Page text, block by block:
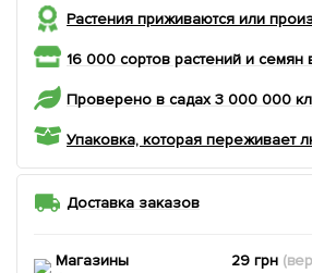
Растения приживаются или
16 000 сортов растений и
Проверено в садах 3 000 000
Упаковка, которая переживает
Доставка заказов
Магазины
29 грн